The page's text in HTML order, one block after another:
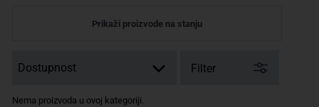
Prikaži proizvode na stanju
Filter
Nema proizvoda u ovoj kategoriji.